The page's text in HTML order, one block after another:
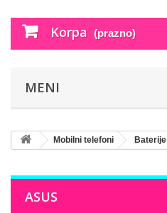
Korpa (prazno)
MENI
Mobilni telefoni Baterije
ASUS